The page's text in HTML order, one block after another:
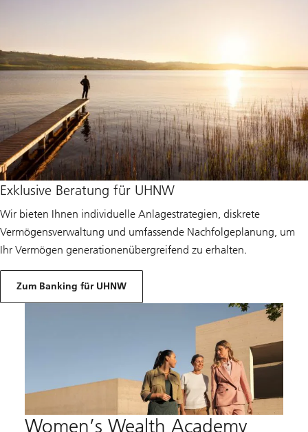
Exklusive Beratung für UHNW
Wir bieten Ihnen individuelle Anlagestrategien, diskrete
Vermögensverwaltung und umfassende Nachfolgeplanung, um
Ihr Vermögen generationenübergreifend zu erhalten.
Zum Banking für UHNW
Women’s Wealth Academy